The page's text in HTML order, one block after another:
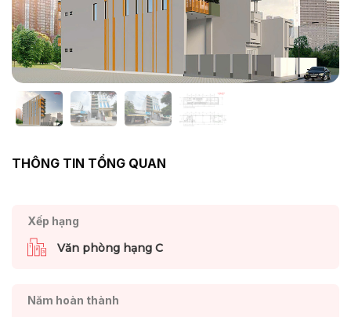
THÔNG TIN TỔNG QUAN
Xếp hạng
Văn phòng hạng C
Năm hoàn thành